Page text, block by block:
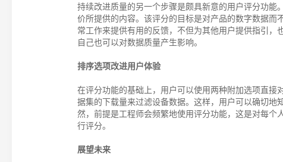
持续改进质量的另一个步骤是颇具新意的用户评分功
价所提供的内容。该评分的目标是对产品的数字数据
常工作来提供有用的反馈，不但为其他用户提供指引
自己也可以对数据质量产生影响。
排序选项改进用户体验
在评分功能的基础上，用户可以使用两种附加选项直
据集的下载量来过滤设备数据。这样，用户可以确切
然，前提是工程师会频繁地使用评分功能，这是对每
行评分。
展望未来